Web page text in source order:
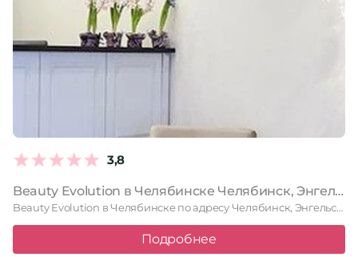
3,8
Beauty Evolution в Челябинске Челябинск, Энгельса, 44, 1 этаж
Beauty Evolution в Челябинске по адресу Челябинск, Энгельса, 44, 1 …
Подробнее